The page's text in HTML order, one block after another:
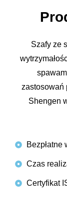
Szafy ze
zastosowań
Shengen
Czas
Certyfikat